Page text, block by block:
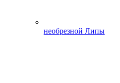
необрезной Липы